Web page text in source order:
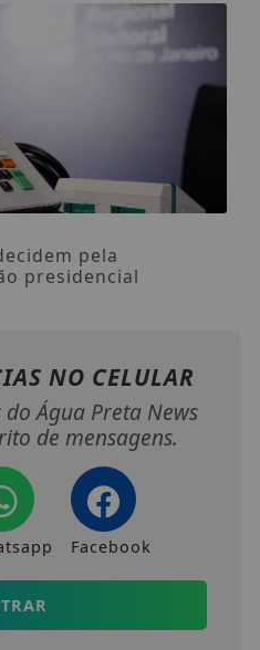
pela
presidencial
NO CELULAR
Água Preta News
de mensagens.
Facebook